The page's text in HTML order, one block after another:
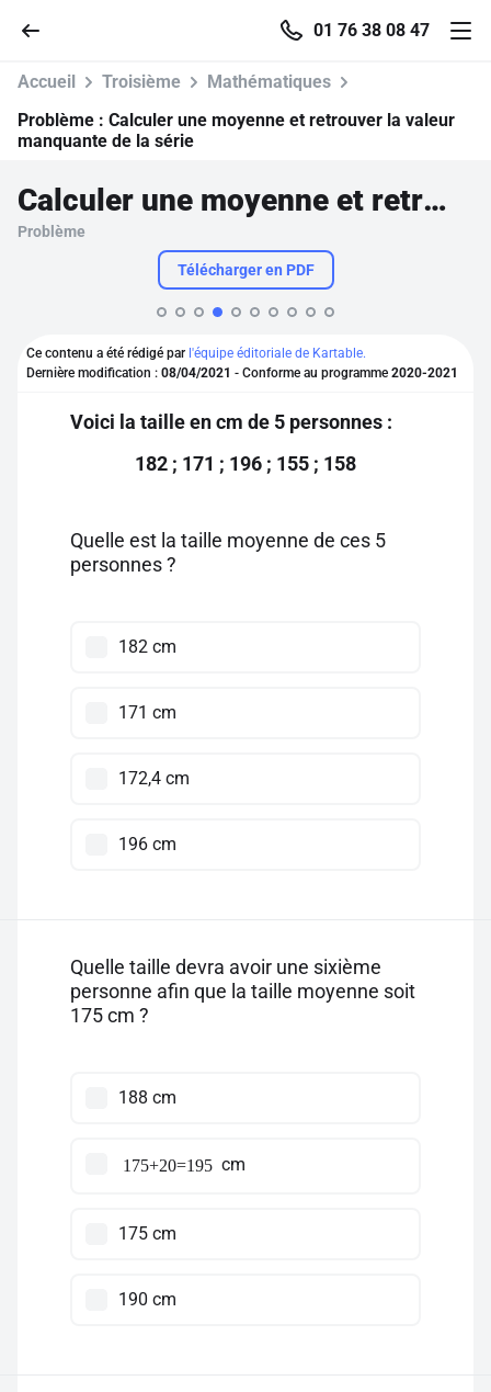
01 76 38 08 47
Parcourir
Se connecter
S'inscrire gratuitement
Pour profiter de 10 contenus offerts.
Accueil Troisième
Mathématiques
Problème : Calculer une moyenne et retrouver la valeur
manquante de la série
Calculer une moyenne et retrouver la valeur manquante de la série
Problème
Télécharger en PDF
Ce contenu a été rédigé par l'équipe éditoriale de Kartable.
Dernière modification : 08/04/2021 - Conforme au programme 2020-2021
Voici la taille en cm de 5 personnes :
182 ; 171 ; 196 ; 155 ; 158
Quelle est la taille moyenne de ces 5
personnes ?
182 cm
171 cm
172,4 cm
196 cm
Quelle taille devra avoir une sixième
personne afin que la taille moyenne soit
175 cm ?
188 cm
175+20=195 cm
175 cm
190 cm